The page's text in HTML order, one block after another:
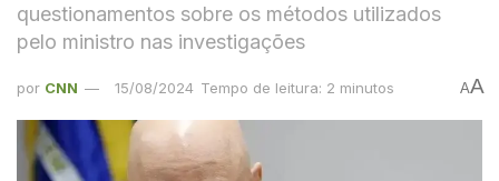
questionamentos sobre os métodos utilizados
pelo ministro nas investigações
por CNN 15/08/2024 Tempo de leitura: 2 minutos AA